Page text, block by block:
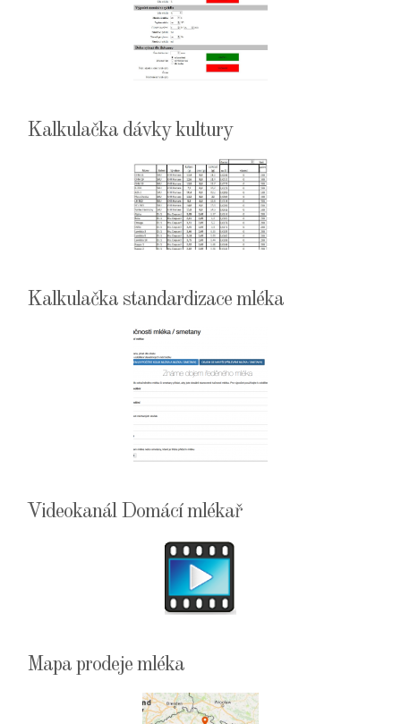
Kalkulačka dávky kultury
Kalkulačka standardizace mléka
Videokanál Domácí mlékař
Mapa prodeje mléka